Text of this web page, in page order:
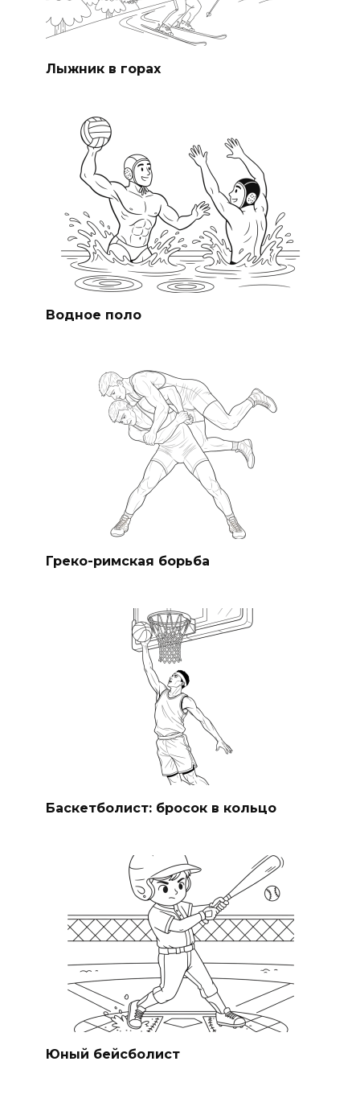
Лыжник в горах
Водное поло
Греко-римская борьба
Баскетболист: бросок в кольцо
Юный бейсболист